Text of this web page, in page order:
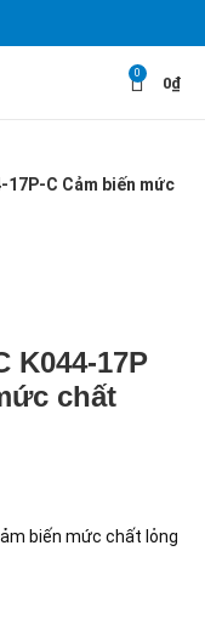
0
0₫
17P-C Cảm biến mức
K044-17P
chất
biến mức chất lỏng